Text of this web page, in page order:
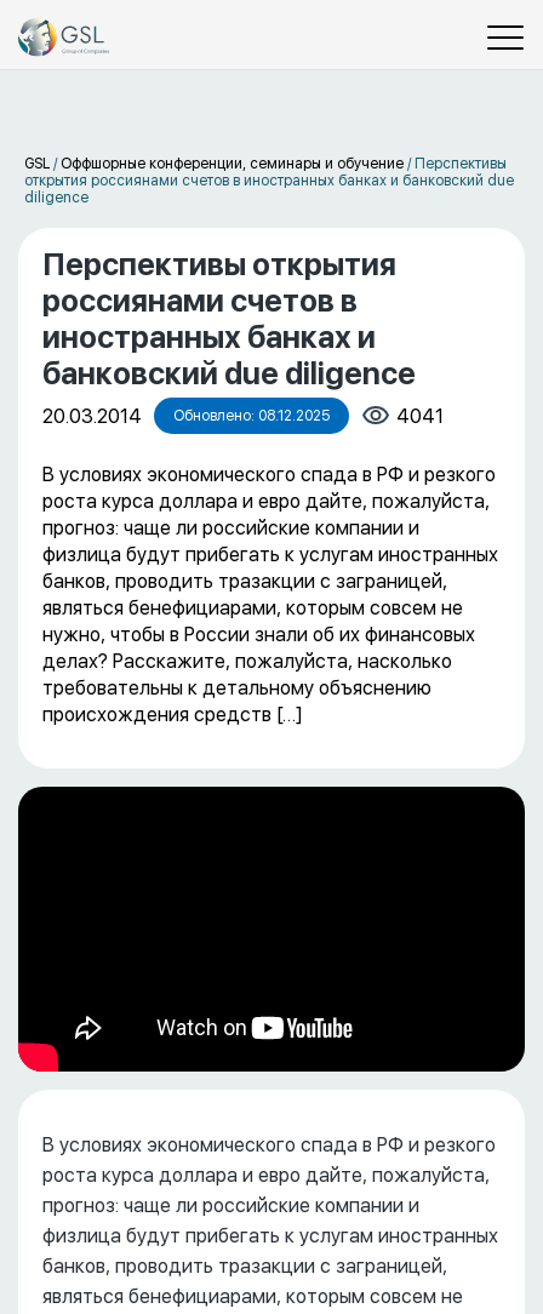
GSL / Оффшорные конференции, семинары и обучение / Перспективы
открытия россиянами счетов в иностранных банках и банковский due
diligence
Перспективы открытия
россиянами счетов в
иностранных банках и
банковский due diligence
20.03.2014 Обновлено: 08.12.2025 4041
В условиях экономического спада в РФ и резкого
роста курса доллара и евро дайте, пожалуйста,
прогноз: чаще ли российские компании и
физлица будут прибегать к услугам иностранных
банков, проводить тразакции с заграницей,
являться бенефициарами, которым совсем не
нужно, чтобы в России знали об их финансовых
делах? Расскажите, пожалуйста, насколько
требовательны к детальному объяснению
происхождения средств […]
В условиях экономического спада в РФ и резкого
роста курса доллара и евро дайте, пожалуйста,
прогноз: чаще ли российские компании и
физлица будут прибегать к услугам иностранных
банков, проводить тразакции с заграницей,
являться бенефициарами, которым совсем не